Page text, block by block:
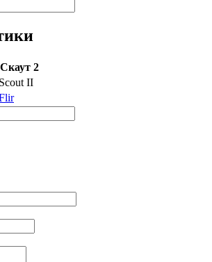
2
Scout II